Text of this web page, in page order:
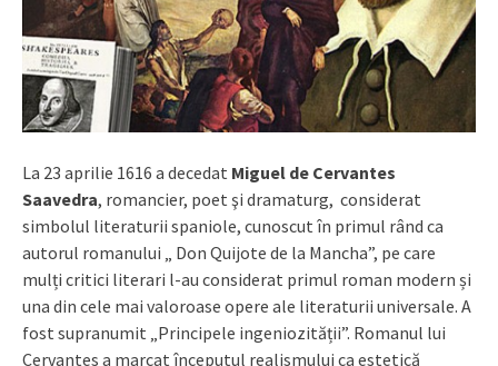
La 23 aprilie 1616 a decedat Miguel de Cervantes
Saavedra, romancier, poet şi dramaturg, considerat
simbolul literaturii spaniole, cunoscut în primul rând ca
autorul romanului „ Don Quijote de la Mancha”, pe care
mulți critici literari l-au considerat primul roman modern și
una din cele mai valoroase opere ale literaturii universale. A
fost supranumit „Principele ingeniozității”. Romanul lui
Cervantes a marcat începutul realismului ca estetică